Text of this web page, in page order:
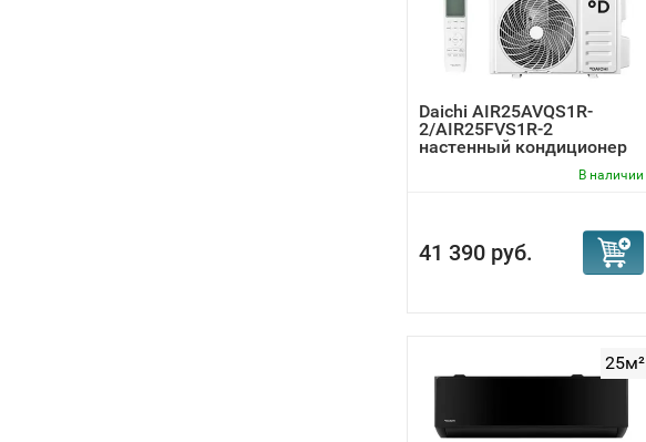
Daichi AIR25AVQS1R-
2/AIR25FVS1R-2
настенный кондиционер
В наличии
41 390 руб.
25м²